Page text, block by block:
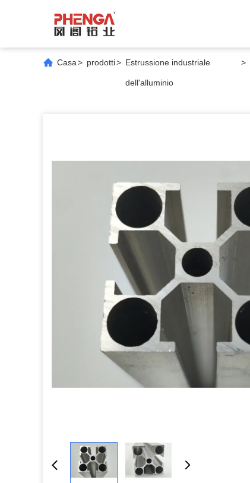
Casa> prodotti> Estrussione industriale
dell'alluminio
>